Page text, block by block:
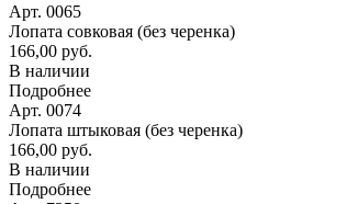
Арт. 0065
Лопата совковая (без черенка)
166,00 руб.
В наличии
Подробнее
Арт. 0074
Лопата штыковая (без черенка)
166,00 руб.
В наличии
Подробнее